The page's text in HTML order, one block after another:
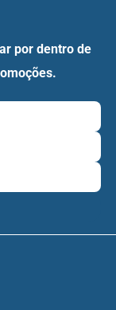
por dentro de